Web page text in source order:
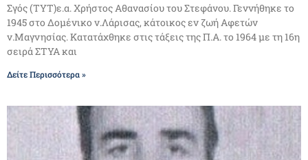
Σγός (ΤΥΤ)ε.α. Χρήστος Αθανασίου του Στεφάνου. Γεννήθηκε το
1945 στο Δομένικο ν.Λάρισας, κάτοικος εν ζωή Αφετών
ν.Μαγνησίας. Κατατάχθηκε στις τάξεις της Π.Α. το 1964 με τη 16η
σειρά ΣΤΥΑ και
Δείτε Περισσότερα »